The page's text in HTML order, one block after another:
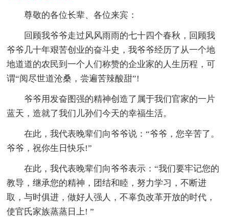
尊敬的各位长辈、各位来宾：
回顾我爷爷走过风风雨雨的七十四个春秋，回顾我
爷爷几十年艰苦创业的奋斗史，我爷爷经历了从一个地
地道道的农民到一个人们称赞的企业家的人生历程，可
谓“阅尽世道沧桑，尝遍苦辣酸甜”!
爷爷用发奋图强的精神创造了属于我们官家的一片
蓝天，造就了我们儿孙们今天的幸福生活。
在此，我代表晚辈们向爷爷说：“爷爷，您辛苦了。
爷爷，祝你生日快乐!”
在此，我代表晚辈们向爷爷表示：“我们要牢记您的
教导，继承您的精神，团结和睦，努力学习，不断进
取，与时俱进，做好人强人，不辜负改革开放的时代，
使官氏家族蒸蒸日上! ”